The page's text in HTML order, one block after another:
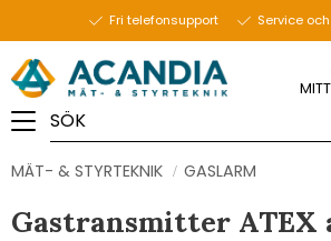
Fri telefonsupport Service
MÄT- & STYRTEKNIK GASLARM
Gastransmitter ATEX